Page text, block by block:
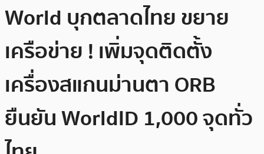
World บุกตลาดไทย ขยาย
เครือข่าย ! เพิ่มจุดติดตั้ง
เครื่องสแกนม่านตา ORB
ยืนยัน WorldID 1,000 จุดทั่ว